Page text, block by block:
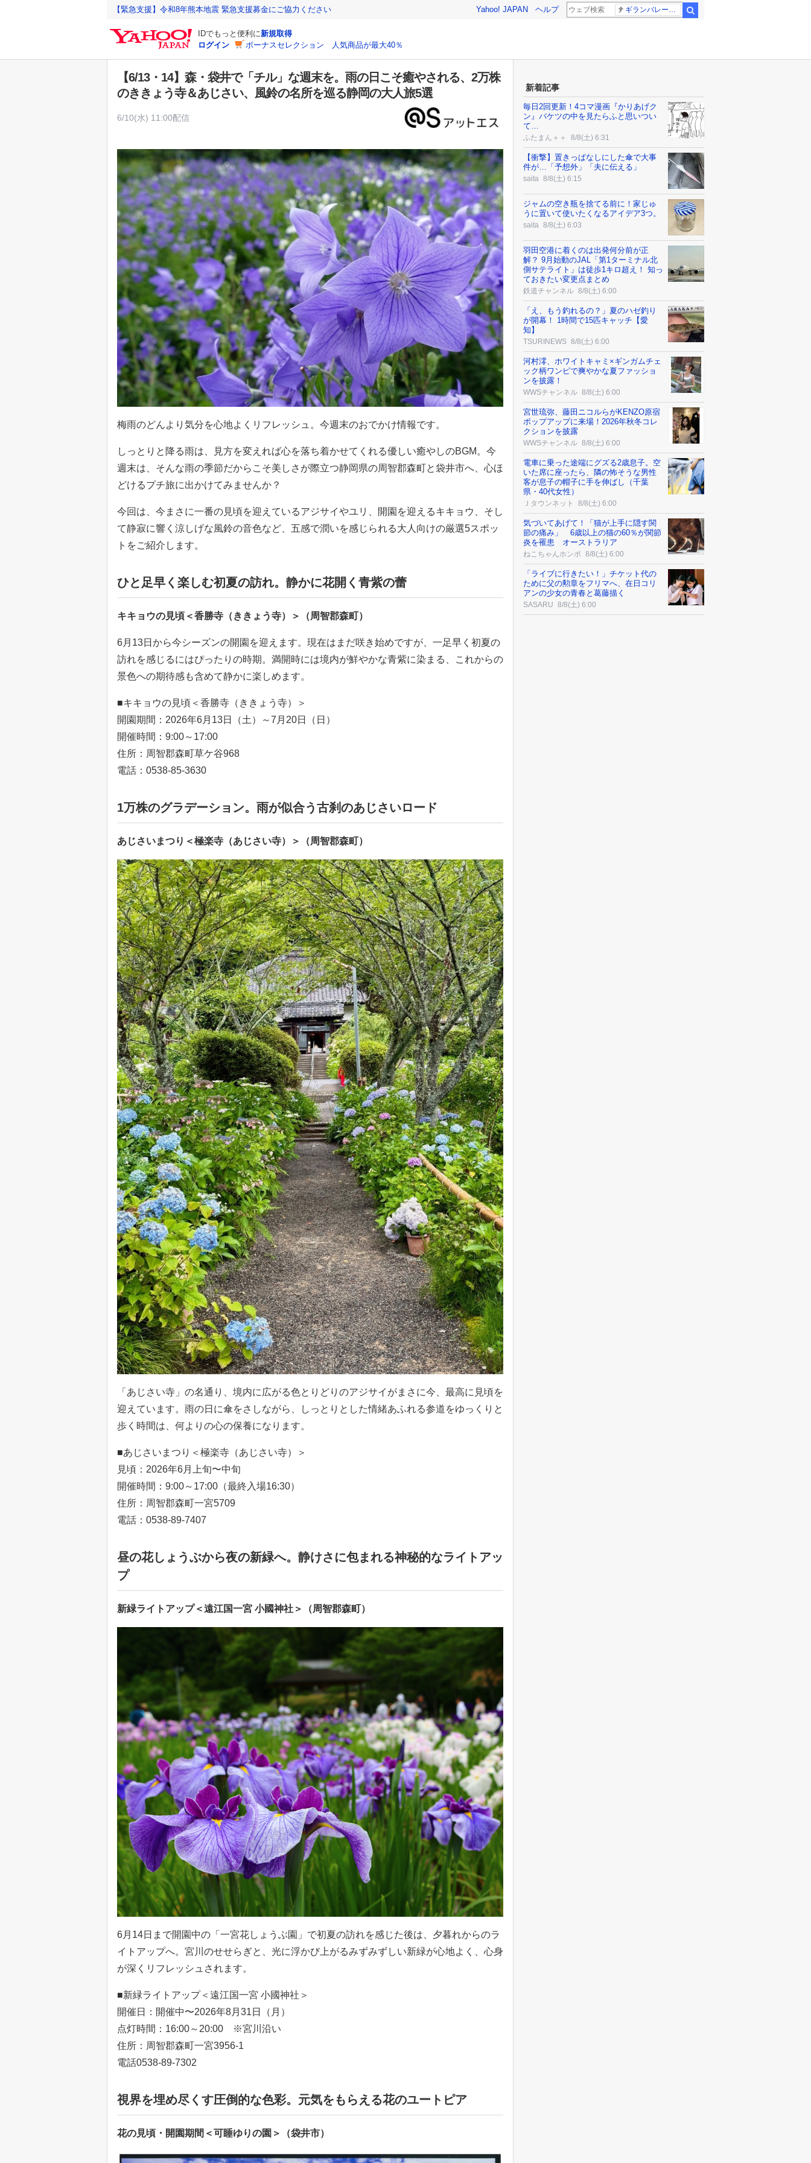
【緊急支援】令和8年熊本地震 緊急支援募金にご協力ください Yahoo! JAPAN ヘルプ ギランバレー症候群
IDでもっと便利に新規取得
ログイン
ボーナスセレクション 人気商品が最大40％
【6/13・14】森・袋井で「チル」な週末を。雨の日こそ癒やされる、2万株
のききょう寺＆あじさい、風鈴の名所を巡る静岡の大人旅5選
6/10(水) 11:00配信
梅雨のどんより気分を心地よくリフレッシュ。今週末のおでかけ情報です。
しっとりと降る雨は、見方を変えれば心を落ち着かせてくれる優しい癒やしのBGM。今
週末は、そんな雨の季節だからこそ美しさが際立つ静岡県の周智郡森町と袋井市へ、心ほ
どけるプチ旅に出かけてみませんか？
今回は、今まさに一番の見頃を迎えているアジサイやユリ、開園を迎えるキキョウ、そし
て静寂に響く涼しげな風鈴の音色など、五感で潤いを感じられる大人向けの厳選5スポッ
トをご紹介します。
ひと足早く楽しむ初夏の訪れ。静かに花開く青紫の蕾
キキョウの見頃＜香勝寺（ききょう寺）＞（周智郡森町）
6月13日から今シーズンの開園を迎えます。現在はまだ咲き始めですが、一足早く初夏の
訪れを感じるにはぴったりの時期。満開時には境内が鮮やかな青紫に染まる、これからの
景色への期待感も含めて静かに楽しめます。
■キキョウの見頃＜香勝寺（ききょう寺）＞
開園期間：2026年6月13日（土）～7月20日（日）
開催時間：9:00～17:00
住所：周智郡森町草ケ谷968
電話：0538-85-3630
1万株のグラデーション。雨が似合う古刹のあじさいロード
あじさいまつり＜極楽寺（あじさい寺）＞（周智郡森町）
「あじさい寺」の名通り、境内に広がる色とりどりのアジサイがまさに今、最高に見頃を
迎えています。雨の日に傘をさしながら、しっとりとした情緒あふれる参道をゆっくりと
歩く時間は、何よりの心の保養になります。
■あじさいまつり＜極楽寺（あじさい寺）＞
見頃：2026年6月上旬〜中旬
開催時間：9:00～17:00（最終入場16:30）
住所：周智郡森町一宮5709
電話：0538-89-7407
昼の花しょうぶから夜の新緑へ。静けさに包まれる神秘的なライトアッ
プ
新緑ライトアップ＜遠江国一宮 小國神社＞（周智郡森町）
6月14日まで開園中の「一宮花しょうぶ園」で初夏の訪れを感じた後は、夕暮れからのラ
イトアップへ。宮川のせせらぎと、光に浮かび上がるみずみずしい新緑が心地よく、心身
が深くリフレッシュされます。
■新緑ライトアップ＜遠江国一宮 小國神社＞
開催日：開催中〜2026年8月31日（月）
点灯時間：16:00～20:00 ※宮川沿い
住所：周智郡森町一宮3956-1
電話0538-89-7302
視界を埋め尽くす圧倒的な色彩。元気をもらえる花のユートピア
花の見頃・開園期間＜可睡ゆりの園＞（袋井市）
新着記事
毎日2回更新！4コマ漫画『かりあげク
ン』バケツの中を見たらふと思いつい
て…
ふたまん＋＋ 8/8(土) 6:31
【衝撃】置きっぱなしにした傘で大事
件が…「予想外」「夫に伝える」
saita 8/8(土) 6:15
ジャムの空き瓶を捨てる前に！家じゅ
うに置いて使いたくなるアイデア3つ。
saita 8/8(土) 6:03
羽田空港に着くのは出発何分前が正
解？ 9月始動のJAL「第1ターミナル北
側サテライト」は徒歩1キロ超え！ 知っ
ておきたい変更点まとめ
鉄道チャンネル 8/8(土) 6:00
「え、もう釣れるの？」夏のハゼ釣り
が開幕！ 1時間で15匹キャッチ【愛
知】
TSURINEWS 8/8(土) 6:00
河村澪、ホワイトキャミ×ギンガムチェ
ック柄ワンピで爽やかな夏ファッショ
ンを披露！
WWSチャンネル 8/8(土) 6:00
宮世琉弥、藤田ニコルらがKENZO原宿
ポップアップに来場！2026年秋冬コレ
クションを披露
WWSチャンネル 8/8(土) 6:00
電車に乗った途端にグズる2歳息子。空
いた席に座ったら、隣の怖そうな男性
客が息子の帽子に手を伸ばし（千葉
県・40代女性）
Ｊタウンネット 8/8(土) 6:00
気づいてあげて！「猫が上手に隠す関
節の痛み」 6歳以上の猫の60％が関節
炎を罹患 オーストラリア
ねこちゃんホンポ 8/8(土) 6:00
「ライブに行きたい！」チケット代の
ために父の勲章をフリマへ、在日コリ
アンの少女の青春と葛藤描く
SASARU 8/8(土) 6:00